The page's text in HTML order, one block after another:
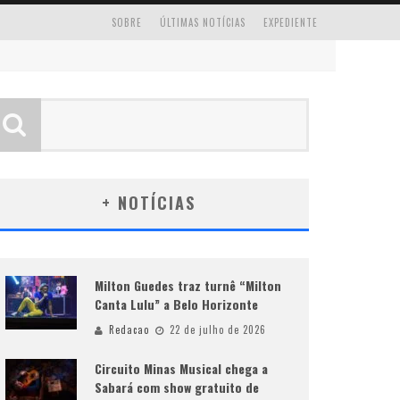
EXPEDIENTE
ÚLTIMAS NOTÍCIAS
SOBRE
+ NOTÍCIAS
Milton Guedes traz turnê “Milton
Canta Lulu” a Belo Horizonte
Redacao 22 de julho de 2026
Circuito Minas Musical chega a
Sabará com show gratuito de